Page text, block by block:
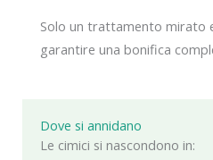
Dove si annidano
Le cimici si nascondono in:
Solo un trattamento mirato
garantire una bonifica